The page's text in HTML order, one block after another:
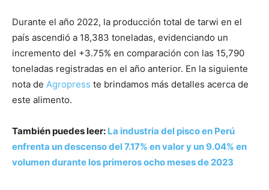
Durante el año 2022, la producción total de tarwi en el
país ascendió a 18,383 toneladas, evidenciando un
incremento del +3.75% en comparación con las 15,790
toneladas registradas en el año anterior. En la siguiente
nota de Agropress te brindamos más detalles acerca de
este alimento.
También puedes leer: La industria del pisco en Perú
enfrenta un descenso del 7.17% en valor y un 9.04% en
volumen durante los primeros ocho meses de 2023